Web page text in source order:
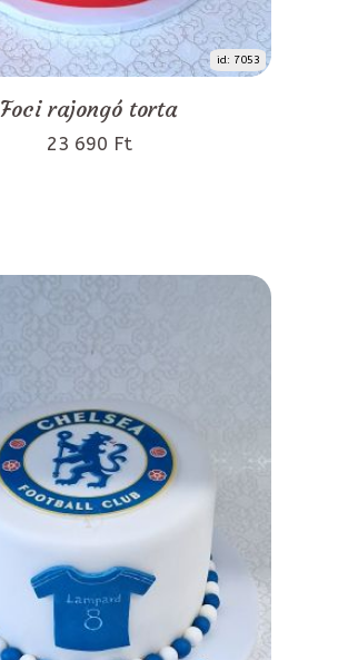
id: 7053
Foci rajongó torta
23 690 Ft